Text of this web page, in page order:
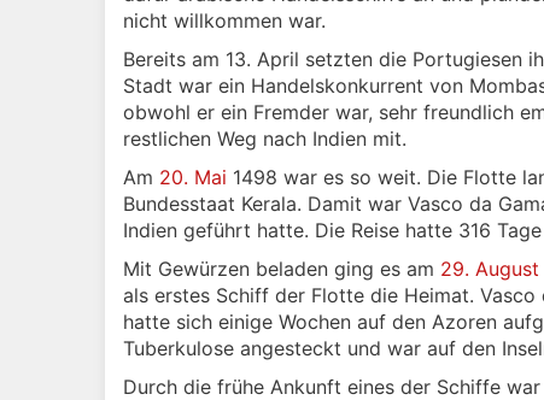
nicht willkommen war.
Bereits am 13. April setzten die Portugiesen
Stadt war ein Handelskonkurrent von
obwohl er ein Fremder war, sehr freundlich
restlichen Weg nach Indien mit.
Am 20. Mai 1498 war es so weit. Die Flotte
Bundesstaat Kerala. Damit war Vasco da
Indien geführt hatte. Die Reise hatte 316
Mit Gewürzen beladen ging es am 29. August
als erstes Schiff der Flotte die Heimat.
hatte sich einige Wochen auf den Azoren
Tuberkulose angesteckt und war auf den
Durch die frühe Ankunft eines der Schiffe